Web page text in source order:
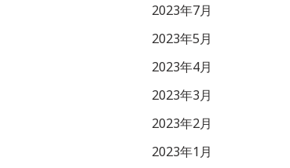
2023年7月
2023年5月
2023年4月
2023年3月
2023年2月
2023年1月